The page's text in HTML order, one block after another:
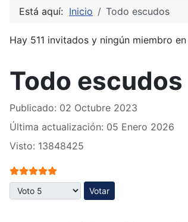
Está aquí: Inicio Todo escudos
Hay 511 invitados y ningún miembro en
Todo escudos
Publicado: 02 Octubre 2023
Última actualización: 05 Enero 2026
Visto: 13848425
Ratio:5/5
Por favor, vote